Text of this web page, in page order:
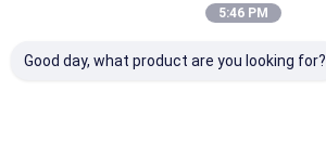
5:46 PM
Good day, what product are you looking for?